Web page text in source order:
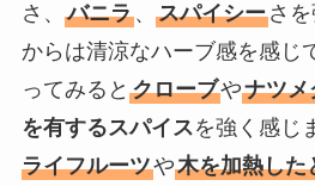
さ、 バニラ、 スパイシーさ
からは清涼なハーブ感を感じ
ってみると クローブやナツメ
を有するスパイスを強く感じ
ライフルーツや木を加熱した